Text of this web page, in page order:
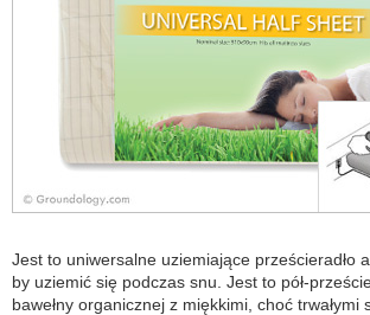
Jest to uniwersalne uziemiające prześcieradło
by uziemić się podczas snu. Jest to pół-
bawełny organicznej z miękkimi, choć trwałymi